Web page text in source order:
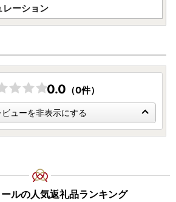
レーション
0.0 （0件）
ビューを非表示にする
ルの人気返礼品ランキング